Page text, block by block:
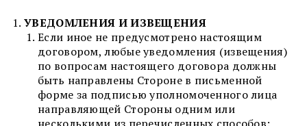
УВЕДОМЛЕНИЯ И ИЗВЕЩЕНИЯ
Если иное не предусмотрено настоящим
договором, любые уведомления (извещения)
по вопросам настоящего договора должны
быть направлены Стороне в письменной
форме за подписью уполномоченного лица
направляющей Стороны одним или